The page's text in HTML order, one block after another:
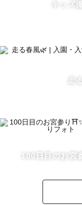
-------------🌿カッ
ゲストの笑顔——二
を逃さず、確実に
「かっちり決めた
おふたりの一生に
-------------🌿ファ
キッズ
走
100日目のお宮